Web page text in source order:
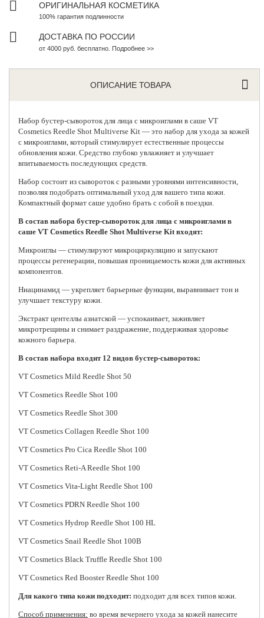
ОРИГИНАЛЬНАЯ КОСМЕТИКА
100% гарантия подлинности
ДОСТАВКА ПО РОССИИ
от 4000 руб. бесплатно. Подробнее >>
ОПИСАНИЕ ТОВАРА
Набор бустер-сывороток для лица с микроиглами в сашеVT
Cosmetics Reedle Shot Multiverse Kit — это набор для ухода за кожей
с микроиглами, который стимулирует естественные процессы
обновления кожи. Средство глубоко увлажняет и улучшает
впитываемость последующих средств.
Набор состоит из сывороток с разными уровнями интенсивности,
позволяя подобрать оптимальный уход для вашего типа кожи.
Компактный формат саше удобно брать с собой в поездки.
В состав набора бустер-сывороток для лица с микроиглами в
саше VT Cosmetics Reedle Shot Multiverse Kit входят:
Микроиглы — стимулируют микроциркуляцию и запускают
процессы регенерации, повышая проницаемость кожи для активных
компонентов.
Ниацинамид — укрепляет барьерные функции, выравнивает тон и
улучшает текстуру кожи.
Экстракт центеллы азиатской — успокаивает, заживляет
микротрещины и снимает раздражение, поддерживая здоровье
кожного барьера.
В состав набора входит 12 видов бустер-сывороток:
VT Cosmetics Mild Reedle Shot 50
VT Cosmetics Reedle Shot 100
VT Cosmetics Reedle Shot 300
VT Cosmetics Collagen Reedle Shot 100
VT Cosmetics Pro Cica Reedle Shot 100
VT Cosmetics Reti-A Reedle Shot 100
VT Cosmetics Vita-Light Reedle Shot 100
VT Cosmetics PDRN Reedle Shot 100
VT Cosmetics Hydrop Reedle Shot 100 HL
VT Cosmetics Snail Reedle Shot 100B
VT Cosmetics Black Truffle Reedle Shot 100
VT Cosmetics Red Booster Reedle Shot 100
Для какого типа кожи подходит: подходит для всех типов кожи.
Способ применения: во время вечернего ухода за кожей нанесите